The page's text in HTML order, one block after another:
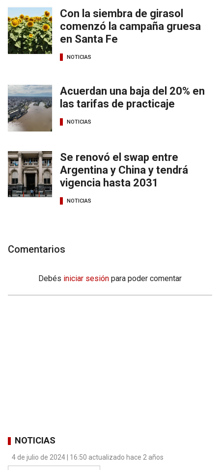
Con la siembra de girasol
comenzó la campaña gruesa
en Santa Fe
NOTICIAS
Acuerdan una baja del 20% en
las tarifas de practicaje
NOTICIAS
Se renovó el swap entre
Argentina y China y tendrá
vigencia hasta 2031
NOTICIAS
Comentarios
Debés iniciar sesión para poder comentar
NOTICIAS
4 de julio de 2024 | 16:50 actualizado hace 2 años